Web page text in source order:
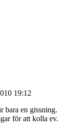
19:12
bara en gissning.
för att kolla ev.